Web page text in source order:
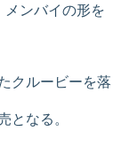
メンバイの形を
クルービーを落
となる。